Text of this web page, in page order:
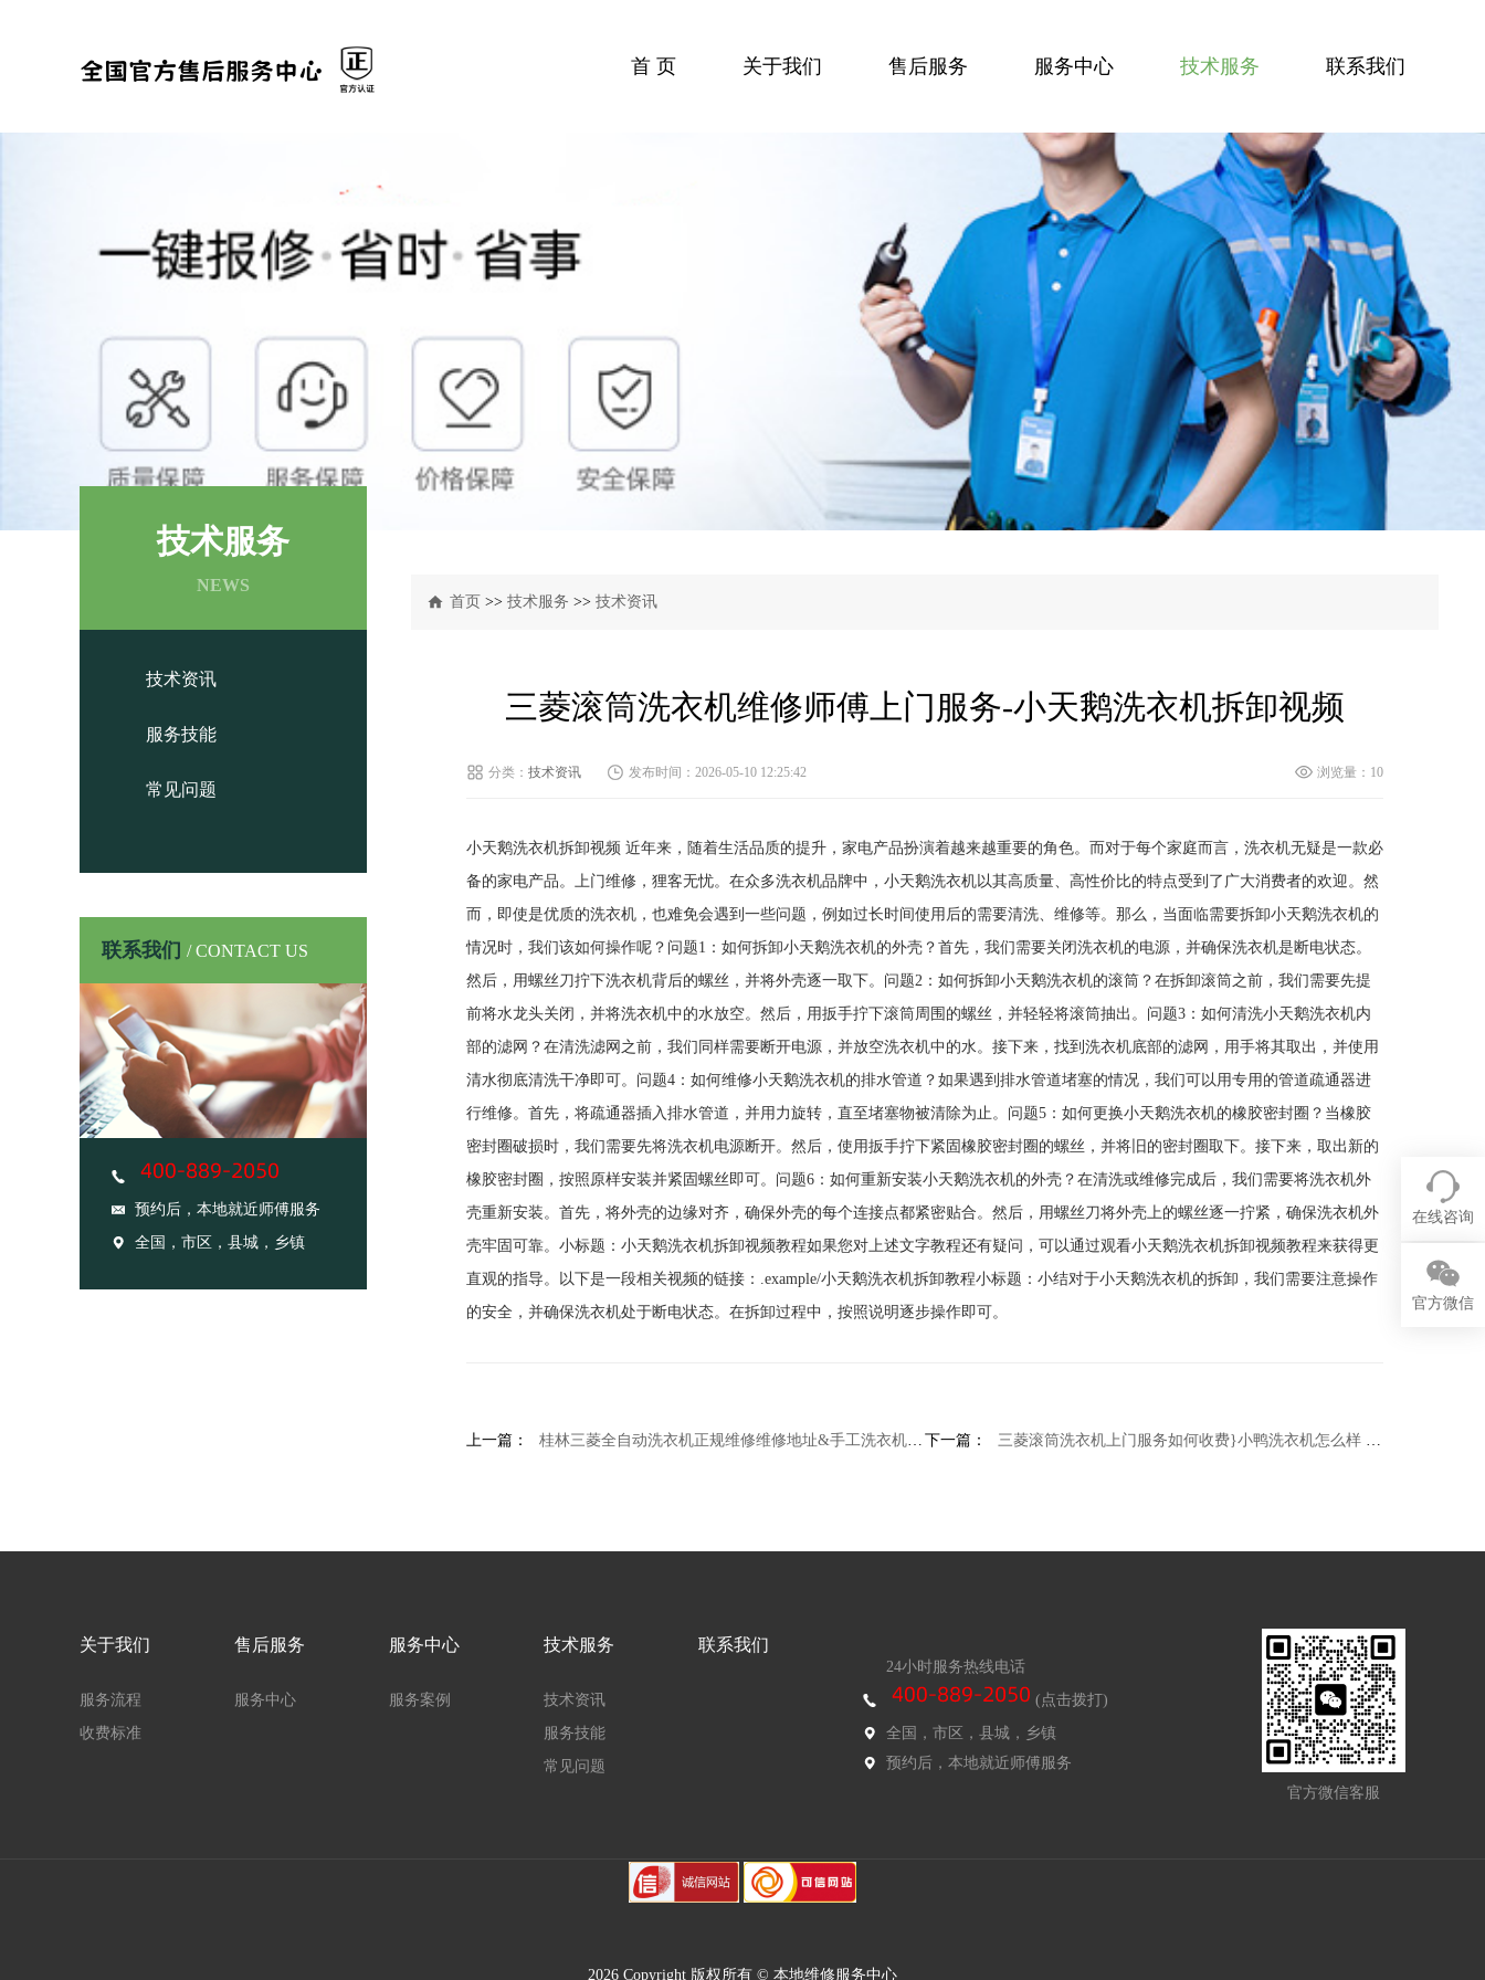
首 页 关于我们 售后服务 服务中心 技术服务 联系我们
技术服务
NEWS
技术资讯
服务技能
常见问题
联系我们 / CONTACT US
预约后，本地就近师傅服务
全国，市区，县城，乡镇
首页 >> 技术服务 >> 技术资讯
三菱滚筒洗衣机维修师傅上门服务-小天鹅洗衣机拆卸视频
分类： 技术资讯 发布时间：2026-05-10 12:25:42 浏览量：10
小天鹅洗衣机拆卸视频 近年来，随着生活品质的提升，家电产品扮演着越来越重要的角色。而对于每个家庭而言，洗衣机无疑是一款必
备的家电产品。上门维修，狸客无忧。在众多洗衣机品牌中，小天鹅洗衣机以其高质量、高性价比的特点受到了广大消费者的欢迎。然
而，即使是优质的洗衣机，也难免会遇到一些问题，例如过长时间使用后的需要清洗、维修等。那么，当面临需要拆卸小天鹅洗衣机的
情况时，我们该如何操作呢？问题1：如何拆卸小天鹅洗衣机的外壳？首先，我们需要关闭洗衣机的电源，并确保洗衣机是断电状态。
然后，用螺丝刀拧下洗衣机背后的螺丝，并将外壳逐一取下。问题2：如何拆卸小天鹅洗衣机的滚筒？在拆卸滚筒之前，我们需要先提
前将水龙头关闭，并将洗衣机中的水放空。然后，用扳手拧下滚筒周围的螺丝，并轻轻将滚筒抽出。问题3：如何清洗小天鹅洗衣机内
部的滤网？在清洗滤网之前，我们同样需要断开电源，并放空洗衣机中的水。接下来，找到洗衣机底部的滤网，用手将其取出，并使用
清水彻底清洗干净即可。问题4：如何维修小天鹅洗衣机的排水管道？如果遇到排水管道堵塞的情况，我们可以用专用的管道疏通器进
行维修。首先，将疏通器插入排水管道，并用力旋转，直至堵塞物被清除为止。问题5：如何更换小天鹅洗衣机的橡胶密封圈？当橡胶
密封圈破损时，我们需要先将洗衣机电源断开。然后，使用扳手拧下紧固橡胶密封圈的螺丝，并将旧的密封圈取下。接下来，取出新的
橡胶密封圈，按照原样安装并紧固螺丝即可。问题6：如何重新安装小天鹅洗衣机的外壳？在清洗或维修完成后，我们需要将洗衣机外
壳重新安装。首先，将外壳的边缘对齐，确保外壳的每个连接点都紧密贴合。然后，用螺丝刀将外壳上的螺丝逐一拧紧，确保洗衣机外
壳牢固可靠。小标题：小天鹅洗衣机拆卸视频教程如果您对上述文字教程还有疑问，可以通过观看小天鹅洗衣机拆卸视频教程来获得更
直观的指导。以下是一段相关视频的链接：.example/小天鹅洗衣机拆卸教程小标题：小结对于小天鹅洗衣机的拆卸，我们需要注意操作
的安全，并确保洗衣机处于断电状态。在拆卸过程中，按照说明逐步操作即可。
上一篇： 桂林三菱全自动洗衣机正规维修维修地址&手工洗衣机怎么做 下一篇： 三菱滚筒洗衣机上门服务如何收费}小鸭洗衣机怎么样 小鸭洗衣机好不好
关于我们
服务流程
收费标准
售后服务
服务中心
服务中心
服务案例
技术服务
技术资讯
服务技能
常见问题
联系我们
24小时服务热线电话
(点击拨打)
全国，市区，县城，乡镇
预约后，本地就近师傅服务
官方微信客服
2026 Copyright 版权所有 © 本地维修服务中心
在线咨询
官方微信